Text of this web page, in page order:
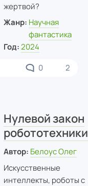
жертвой?
Жанр: Научная
фантастика
Год: 2024
0 2
Нулевой закон
робототехники
Автор: Белоус Олег
Искусственные
интеллекты, роботы с